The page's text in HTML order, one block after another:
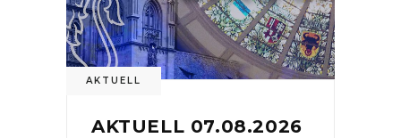
AKTUELL
AKTUELL 07.08.2026